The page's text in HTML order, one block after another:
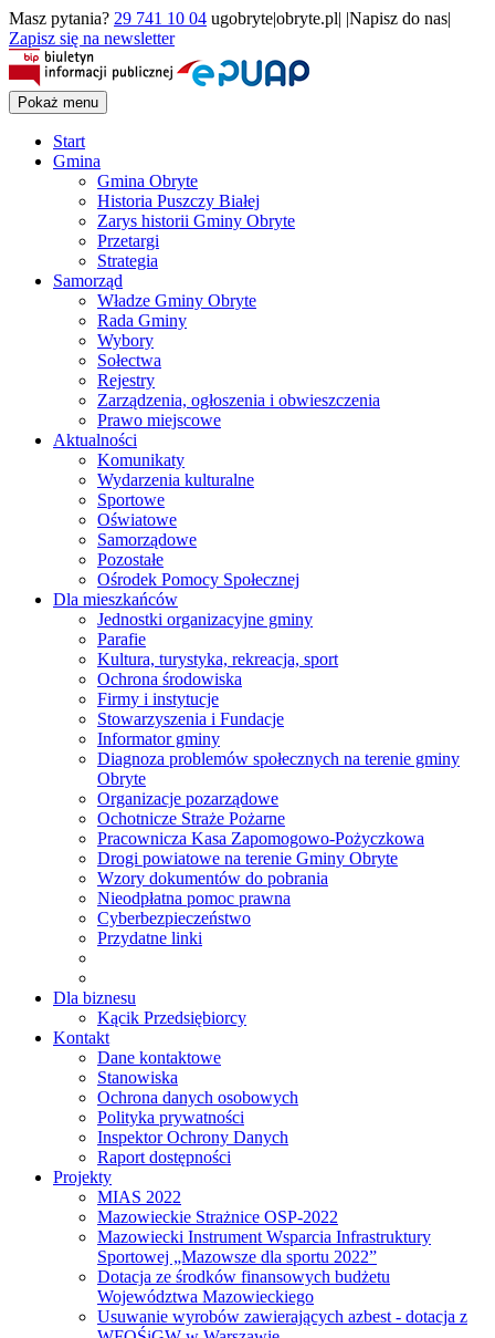
Masz pytania? 29 741 10 04 ugobryte|obryte.pl| |Napisz do nas|
Zapisz się na newsletter
Pokaż menu
Start
Gmina
Gmina Obryte
Historia Puszczy Białej
Zarys historii Gminy Obryte
Przetargi
Strategia
Samorząd
Władze Gminy Obryte
Rada Gminy
Wybory
Sołectwa
Rejestry
Zarządzenia, ogłoszenia i obwieszczenia
Prawo miejscowe
Aktualności
Komunikaty
Wydarzenia kulturalne
Sportowe
Oświatowe
Samorządowe
Pozostałe
Ośrodek Pomocy Społecznej
Dla mieszkańców
Jednostki organizacyjne gminy
Parafie
Kultura, turystyka, rekreacja, sport
Ochrona środowiska
Firmy i instytucje
Stowarzyszenia i Fundacje
Informator gminy
Diagnoza problemów społecznych na terenie gminy
Obryte
Organizacje pozarządowe
Ochotnicze Straże Pożarne
Pracownicza Kasa Zapomogowo-Pożyczkowa
Drogi powiatowe na terenie Gminy Obryte
Wzory dokumentów do pobrania
Nieodpłatna pomoc prawna
Cyberbezpieczeństwo
Przydatne linki
Dla biznesu
Kącik Przedsiębiorcy
Kontakt
Dane kontaktowe
Stanowiska
Ochrona danych osobowych
Polityka prywatności
Inspektor Ochrony Danych
Raport dostępności
Projekty
MIAS 2022
Mazowieckie Strażnice OSP-2022
Mazowiecki Instrument Wsparcia Infrastruktury
Sportowej „Mazowsze dla sportu 2022”
Dotacja ze środków finansowych budżetu
Województwa Mazowieckiego
Usuwanie wyrobów zawierających azbest - dotacja z